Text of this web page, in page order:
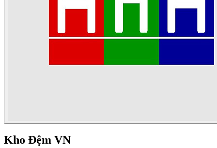
Kho Đệm VN